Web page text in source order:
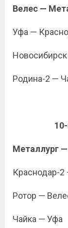
Велес —
Уфа —
Родина-2 —
Металлург
Краснодар-
Ротор —
Чайка — Уфа